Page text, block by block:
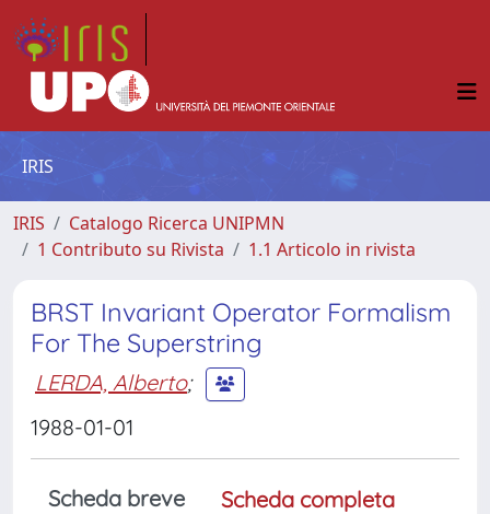
IRIS
IRIS
Catalogo Ricerca UNIPMN
1 Contributo su Rivista
1.1 Articolo in rivista
BRST Invariant Operator Formalism
For The Superstring
LERDA, Alberto;
1988-01-01
Scheda breve
Scheda completa